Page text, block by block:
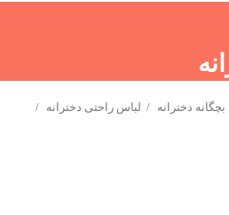
دخترانه
لباس راحتی دخترانه